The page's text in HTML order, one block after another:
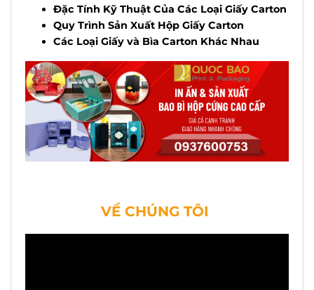
Đặc Tính Kỹ Thuật Của Các Loại Giấy Carton
Quy Trình Sản Xuất Hộp Giấy Carton
Các Loại Giấy và Bìa Carton Khác Nhau
VỀ CHÚNG TÔI